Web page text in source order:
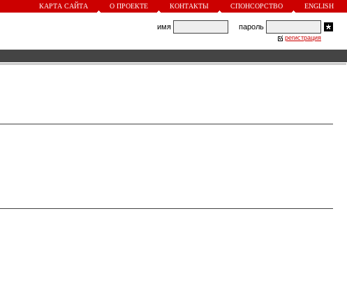
КАРТА САЙТА О ПРОЕКТЕ КОНТАКТЫ СПОНСОРСТВО ENGLISH
имя пароль
регистрация